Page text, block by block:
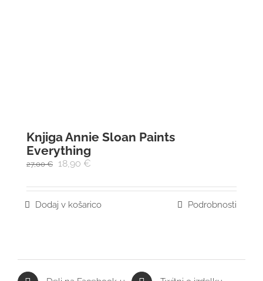
Knjiga Annie Sloan Paints
Everything
27,00€ 18,90 €
Dodaj v košarico Podrobnosti